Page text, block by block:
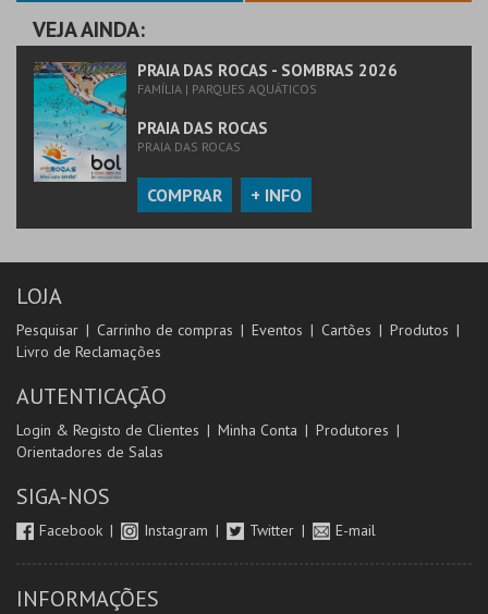
VEJA AINDA:
PRAIA DAS ROCAS - SOMBRAS 2026
FAMÍLIA | PARQUES AQUÁTICOS
PRAIA DAS ROCAS
PRAIA DAS ROCAS
COMPRAR + INFO
LOJA
Pesquisar Carrinho de compras Eventos Cartões
Produtos
Livro de Reclamações
AUTENTICAÇÃO
Login & Registo de Clientes Minha Conta
Produtores
Orientadores de Salas
SIGA-NOS
Facebook Instagram Twitter E-mail
INFORMAÇÕES